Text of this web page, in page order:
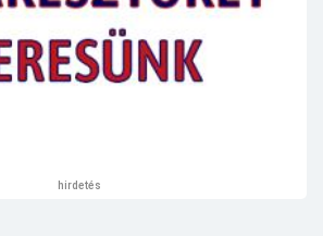
hirdetés